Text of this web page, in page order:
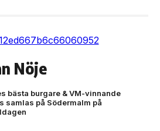
Nöje
bästa burgare & VM-vinnande
samlas på Södermalm på